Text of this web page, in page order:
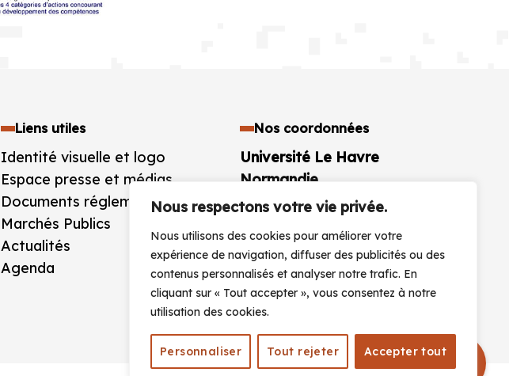
Nous respectons votre vie privée.
Nous utilisons des cookies pour améliorer votre
expérience de navigation, diffuser des publicités ou des
contenus personnalisés et analyser notre trafic. En
cliquant sur « Tout accepter », vous consentez à notre
utilisation des cookies.
Personnaliser Tout rejeter Accepter tout
Liens utiles
Identité visuelle et logo
Espace presse et médias
Documents réglementaires
Marchés Publics
Actualités
Agenda
Nos coordonnées
Université Le Havre
Normandie
25 rue Philippe Lebon BP 1123
France
+33 (0)2 32 74 40 00
CONTACTEZ-NOUS